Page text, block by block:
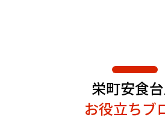
栄町安食
お役立ちブ